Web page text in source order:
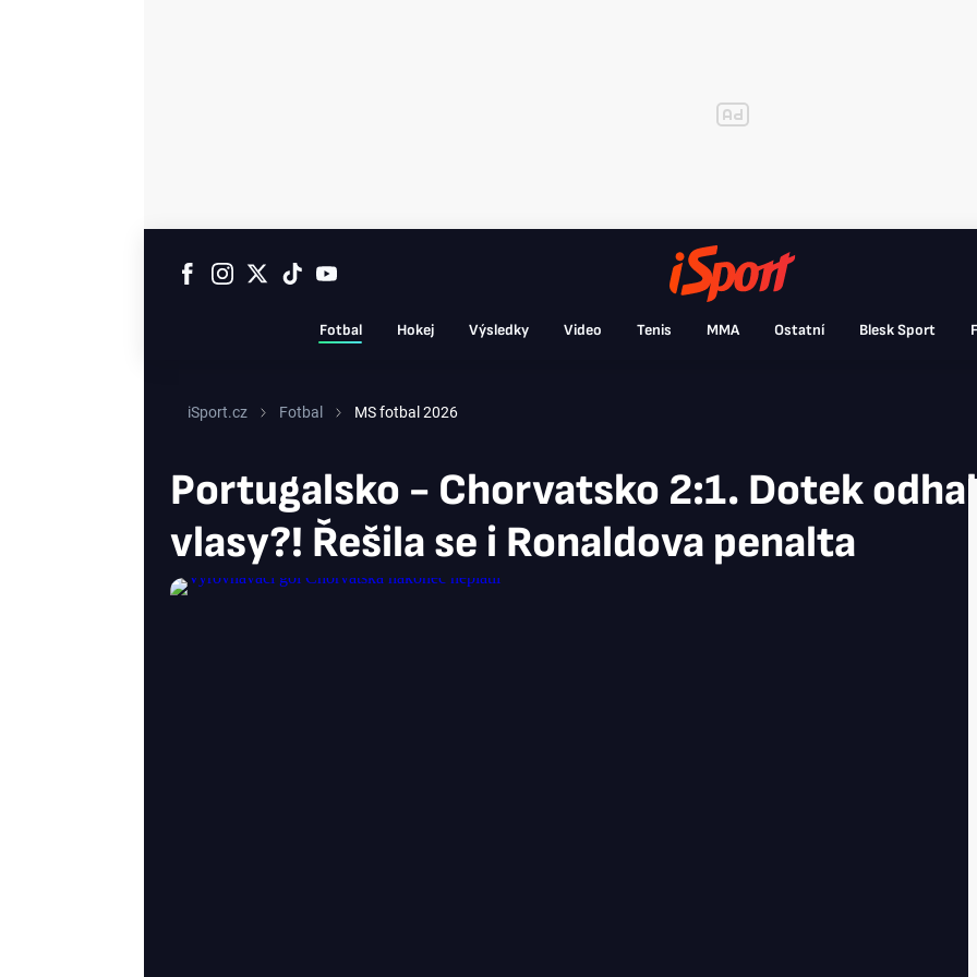
Fotbal Hokej Výsledky Video Tenis MMA Ostatní Blesk Sport
iSport.cz Fotbal MS fotbal 2026
Portugalsko - Chorvatsko 2:1. Dotek
vlasy?! Řešila se i Ronaldova penalta